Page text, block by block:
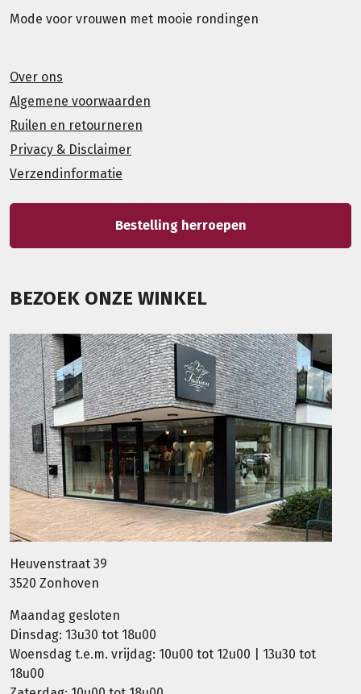
Mode voor vrouwen met mooie rondingen
Over ons
Algemene voorwaarden
Ruilen en retourneren
Privacy & Disclaimer
Verzendinformatie
Bestelling herroepen
BEZOEK ONZE WINKEL
Heuvenstraat 39
3520 Zonhoven
Maandag gesloten
Dinsdag: 13u30 tot 18u00
Woensdag t.e.m. vrijdag: 10u00 tot 12u00 | 13u30 tot
18u00